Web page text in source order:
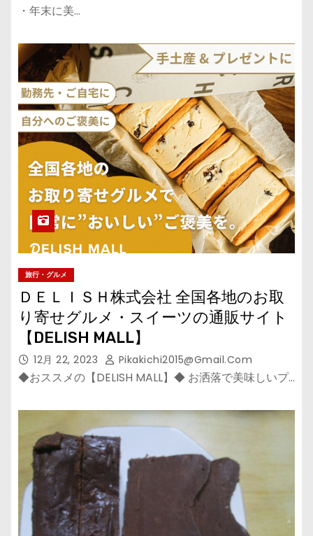
・年末に美…
旅行・グルメ
ＤＥＬＩＳＨ株式会社 全国各地のお取
り寄せグルメ・スイーツの通販サイト
【DELISH MALL】
12月 22, 2023 Pikakichi2015@gmail.com
◆おススメの【DELISH MALL】◆ お洒落で美味しいプ…